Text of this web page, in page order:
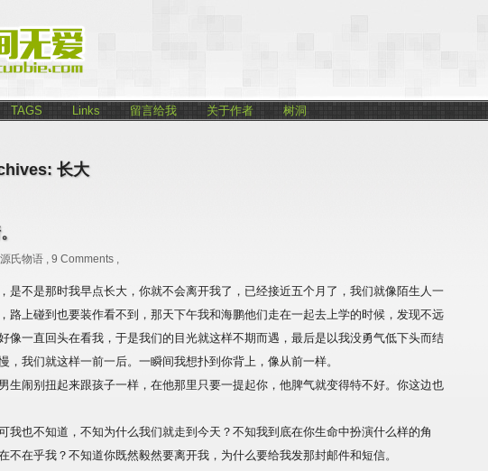
TAGS Links 留言给我 关于作者 树洞
长大
源氏物语 , 9 Comments ,
是不是那时我早点长大，你就不会离开我了，已经接近五个月了，我们就像陌生人一
路上碰到也要装作看不到，那天下午我和海鹏他们走在一起去上学的时候，发现不远
像一直回头在看我，于是我们的目光就这样不期而遇，最后是以我没勇气低下头而结
，我们就这样一前一后。一瞬间我想扑到你背上，像从前一样。
生闹别扭起来跟孩子一样，在他那里只要一提起你，他脾气就变得特不好。你这边也
我也不知道，不知为什么我们就走到今天？不知我到底在你生命中扮演什么样的角
不在乎我？不知道你既然毅然要离开我，为什么要给我发那封邮件和短信。